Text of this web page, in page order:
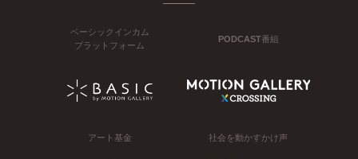
ベーシックインカム
プラットフォーム
PODCAST番組
アート基金 社会を動かすかけ声